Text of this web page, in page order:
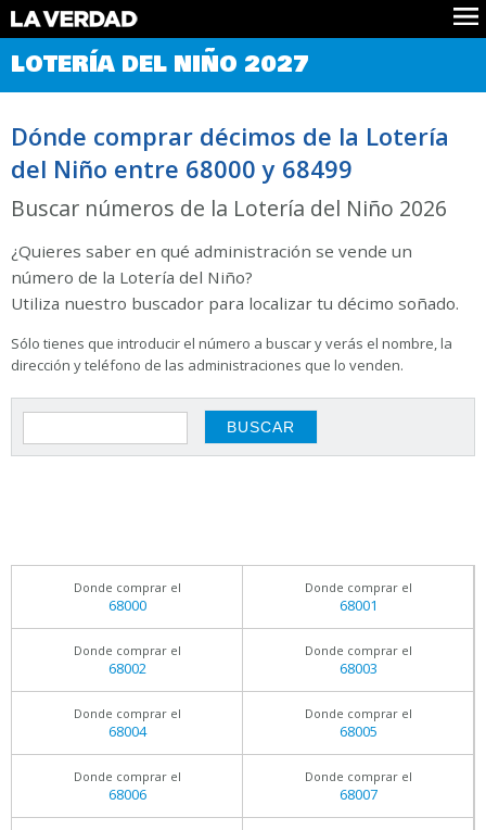
Comprobar Loteria del Niño
Premios
Noticias
Datos
Historia
LOTERÍA DEL NIÑO 2027
Dónde comprar décimos de la Lotería
del Niño entre 68000 y 68499
Buscar números de la Lotería del Niño 2026
¿Quieres saber en qué administración se vende un
número de la Lotería del Niño?
Utiliza nuestro buscador para localizar tu décimo soñado.
Sólo tienes que introducir el número a buscar y verás el nombre, la
dirección y teléfono de las administraciones que lo venden.
Donde comprar el
68000
Donde comprar el
68001
Donde comprar el
68002
Donde comprar el
68003
Donde comprar el
68004
Donde comprar el
68005
Donde comprar el
68006
Donde comprar el
68007